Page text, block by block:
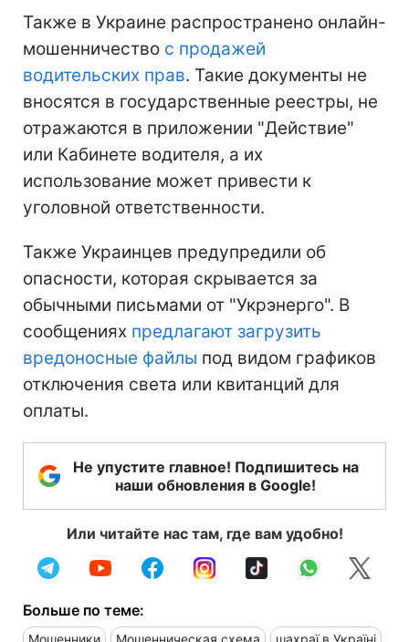
Также в Украине распространено онлайн-
мошенничество с продажей
водительских прав. Такие документы не
вносятся в государственные реестры, не
отражаются в приложении "Действие"
или Кабинете водителя, а их
использование может привести к
уголовной ответственности.
Также Украинцев предупредили об
опасности, которая скрывается за
обычными письмами от "Укрэнерго". В
сообщениях предлагают загрузить
вредоносные файлы под видом графиков
отключения света или квитанций для
оплаты.
Не упустите главное! Подпишитесь на
наши обновления в Google!
Или читайте нас там, где вам удобно!
Больше по теме:
Мошенники Мошенническая схема шахраї в Україні